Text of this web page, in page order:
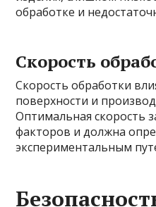
обработке и
Скорость
Скорость обработки
поверхности и
Оптимальная скорость
факторов и должна
экспериментальным